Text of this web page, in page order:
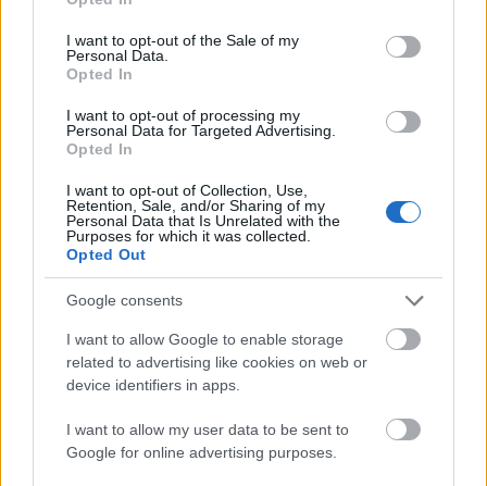
use your data for below specified purposes in below Google
consent section.
I want to opt-out of the Sale of my
Personal Data.
Opted In
I want to opt-out of processing my
Personal Data for Targeted Advertising.
Opted In
I want to opt-out of Collection, Use,
Retention, Sale, and/or Sharing of my
Personal Data that Is Unrelated with the
Purposes for which it was collected.
Opted Out
Google consents
I want to allow Google to enable storage
related to advertising like cookies on web or
device identifiers in apps.
I want to allow my user data to be sent to
Google for online advertising purposes.
LEGFRISSEBB
Helyi hírek
Látlelet a hazai víziközművekről?
Egyetlen, fél évszázados vezetéken múlt
Helyi hírek
Gyárleállításokkal és átszervezett
termeléssel tehermentesíti a
villamosenergia-rendszert a STRABAG